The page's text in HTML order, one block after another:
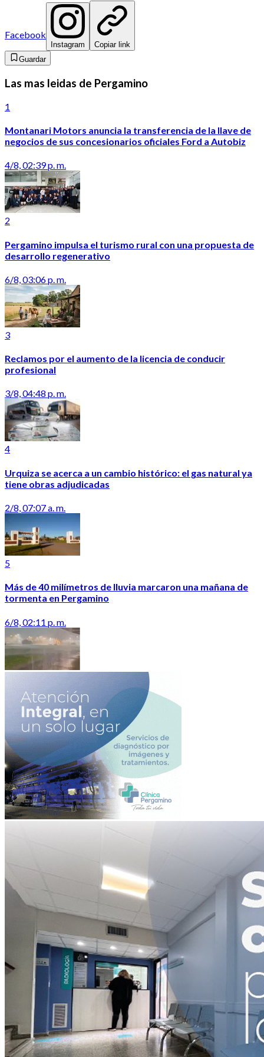
Facebook
Instagram
Copiar link
Guardar
Las mas leidas de Pergamino
1
Montanari Motors anuncia la transferencia de la llave de
negocios de sus concesionarios oficiales Ford a Autobiz
4/8, 02:39 p. m.
2
Pergamino impulsa el turismo rural con una propuesta de
desarrollo regenerativo
6/8, 03:06 p. m.
3
Reclamos por el aumento de la licencia de conducir
profesional
3/8, 04:48 p. m.
4
Urquiza se acerca a un cambio histórico: el gas natural ya
tiene obras adjudicadas
2/8, 07:07 a. m.
5
Más de 40 milímetros de lluvia marcaron una mañana de
tormenta en Pergamino
6/8, 02:11 p. m.